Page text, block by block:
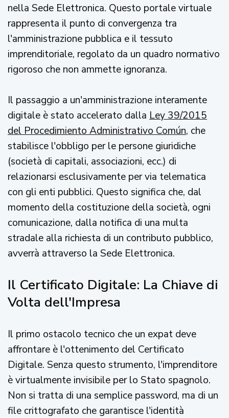
nella Sede Elettronica. Questo portale virtuale
rappresenta il punto di convergenza tra
l'amministrazione pubblica e il tessuto
imprenditoriale, regolato da un quadro normativo
rigoroso che non ammette ignoranza.
Il passaggio a un'amministrazione interamente
digitale è stato accelerato dalla Ley 39/2015
del Procedimiento Administrativo Común, che
stabilisce l'obbligo per le persone giuridiche
(società di capitali, associazioni, ecc.) di
relazionarsi esclusivamente per via telematica
con gli enti pubblici. Questo significa che, dal
momento della costituzione della società, ogni
comunicazione, dalla notifica di una multa
stradale alla richiesta di un contributo pubblico,
avverrà attraverso la Sede Elettronica.
Il Certificato Digitale: La Chiave di
Volta dell'Impresa
Il primo ostacolo tecnico che un expat deve
affrontare è l'ottenimento del Certificato
Digitale. Senza questo strumento, l'imprenditore
è virtualmente invisibile per lo Stato spagnolo.
Non si tratta di una semplice password, ma di un
file crittografato che garantisce l'identità